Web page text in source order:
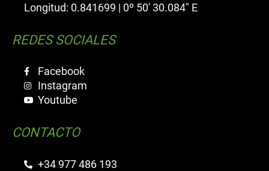
Longitud: 0.841699 | 0º 50' 30.084" E
REDES SOCIALES
Facebook
Instagram
Youtube
CONTACTO
+34 977 486 193